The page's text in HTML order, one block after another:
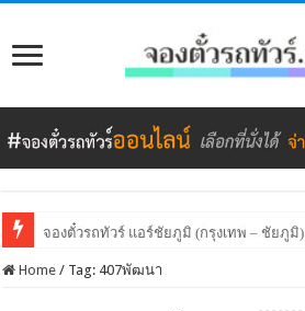
จองตั๋วรถทัวร์ แอร์ชัยภูมิ (กรุงเทพ – ชัยภูมิ)
ทรัพย์ไพศาลทัวร์ เปิดจองตั๋วออนไลน์
Home / Tag: 407พัฒนา